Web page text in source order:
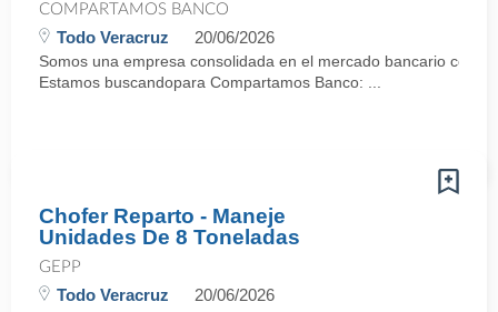
COMPARTAMOS BANCO
Todo Veracruz 20/06/2026
Somos una empresa consolidada en el mercado bancario con
Estamos buscandopara Compartamos Banco: ...
Chofer Reparto - Maneje
Unidades De 8 Toneladas
GEPP
Todo Veracruz 20/06/2026